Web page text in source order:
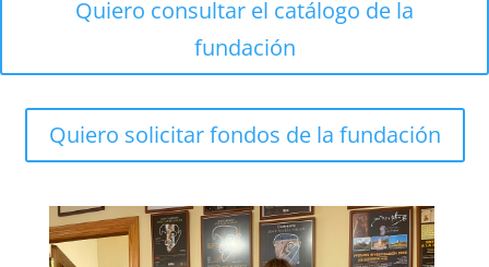
Quiero consultar el catálogo de la
fundación
Quiero solicitar fondos de la fundación